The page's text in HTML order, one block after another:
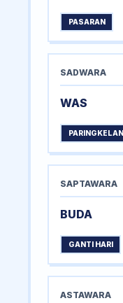
PASARAN
SADWARA
WAS
PARINGKELAN
SAPTAWARA
BUDA
GANTI HARI
ASTAWARA